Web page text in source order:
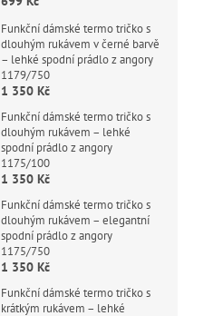
Funkční dámské termo tričko s
dlouhým rukávem v černé barvě
– lehké spodní prádlo z angory
1179/750
1 350 Kč
Funkční dámské termo tričko s
dlouhým rukávem – lehké
spodní prádlo z angory
1175/100
1 350 Kč
Funkční dámské termo tričko s
dlouhým rukávem – elegantní
spodní prádlo z angory
1175/750
1 350 Kč
Funkční dámské termo tričko s
krátkým rukávem – lehké